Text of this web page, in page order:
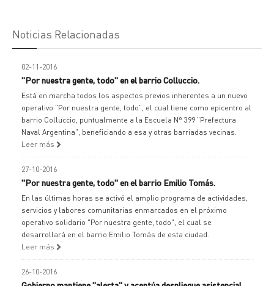
Noticias Relacionadas
02-11-2016
"Por nuestra gente, todo" en el barrio Colluccio.
Está en marcha todos los aspectos previos inherentes a un nuevo
operativo "Por nuestra gente, todo", el cual tiene como epicentro al
barrio Colluccio, puntualmente a la Escuela Nº 399 "Prefectura
Naval Argentina", beneficiando a esa y otras barriadas vecinas.
Leer más
27-10-2016
"Por nuestra gente, todo" en el barrio Emilio Tomás.
En las últimas horas se activó el amplio programa de actividades,
servicios y labores comunitarias enmarcados en el próximo
operativo solidario "Por nuestra gente, todo", el cual se
desarrollará en el barrio Emilio Tomás de esta ciudad.
Leer más
26-10-2016